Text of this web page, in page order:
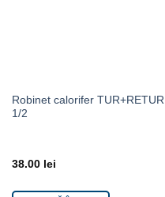
Robinet calorifer TUR+RETUR
1/2
38.00 lei